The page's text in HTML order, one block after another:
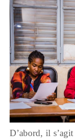
D’abord, il